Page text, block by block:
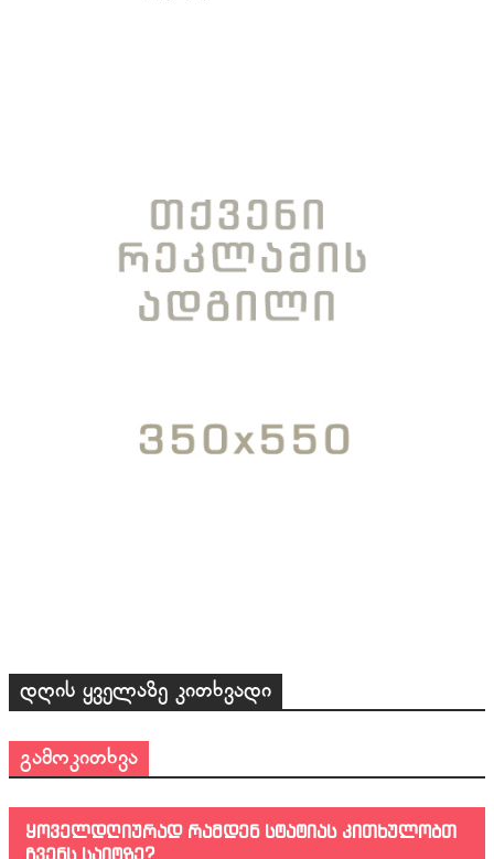
დღის ყველაზე კითხვადი
გამოკითხვა
ყოველდღიურად რამდენ სტატიას კითხულობთ